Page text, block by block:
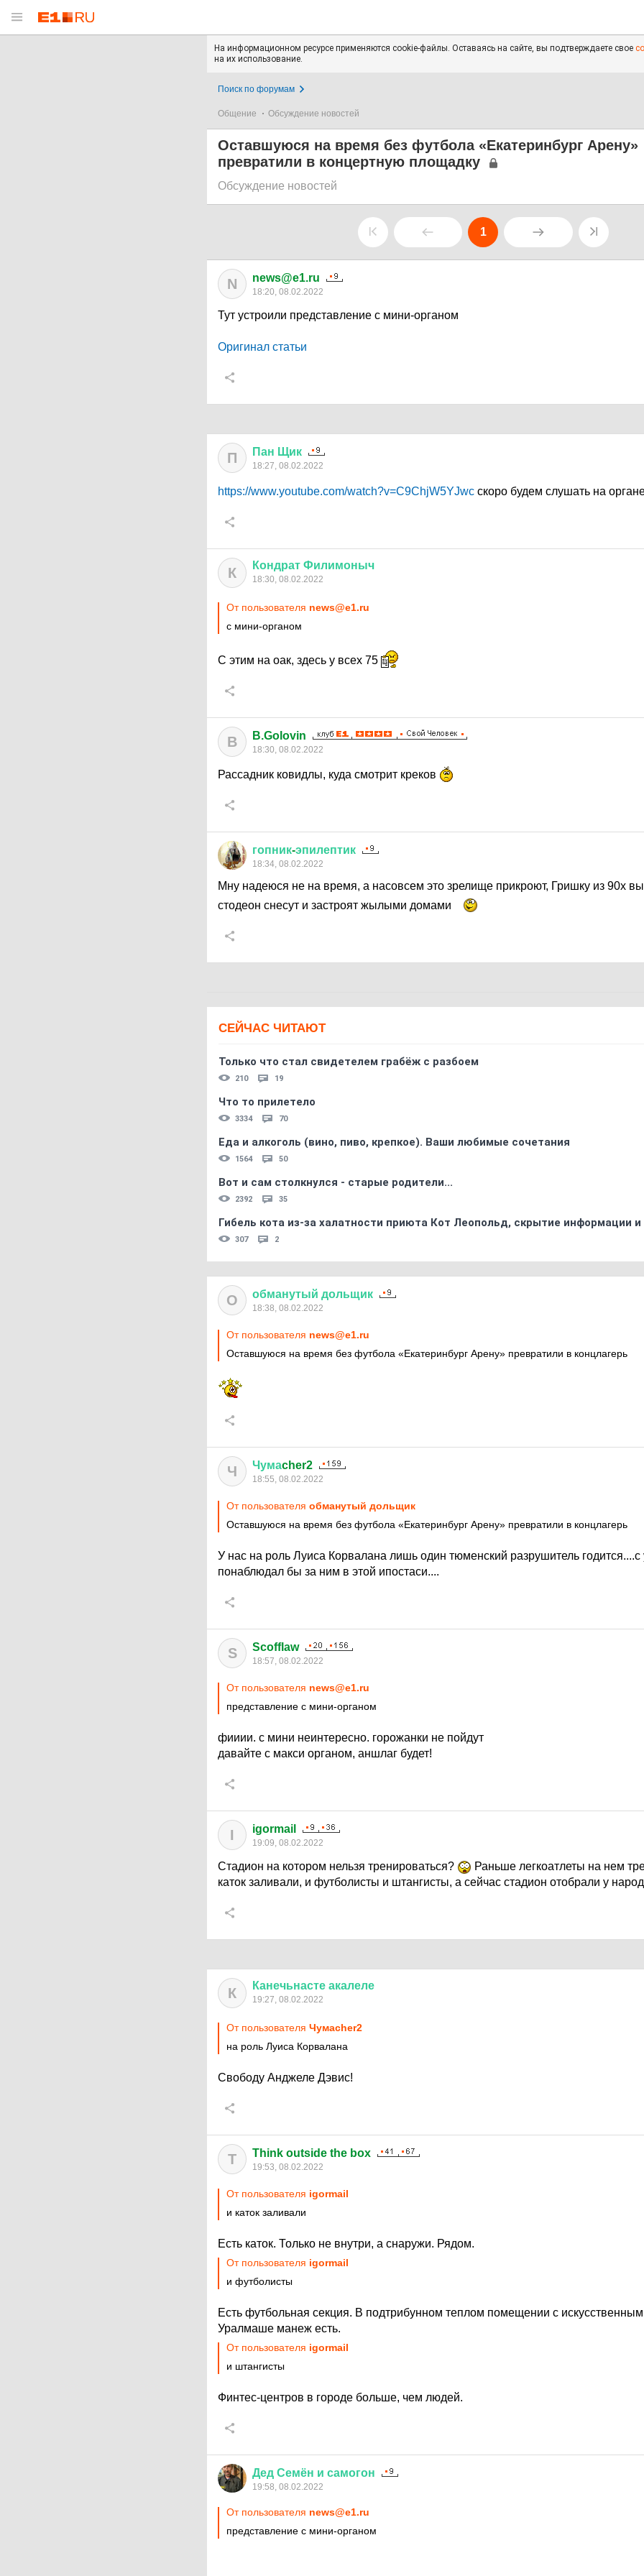
На информационном ресурсе применяются cookie-файлы. Оставаясь на сайте, вы подтверждаете свое
на их использование.
Поиск по форумам
Общение Обсуждение новостей
Оставшуюся на время без футбола «Екатеринбург Арену»
превратили в концертную площадку
Обсуждение новостей
1
N news@e1.ru
18:20, 08.02.2022
Тут устроили представление с мини-органом
Оригинал статьи
П Пан Щик
18:27, 08.02.2022
https://www.youtube.com/watch?v=C9ChjW5YJwc скоро будем слушать на
К Кондрат Филимоныч
18:30, 08.02.2022
От пользователя news@e1.ru
с мини-органом
С этим на оак, здесь у всех 75
B B.Golovin
18:30, 08.02.2022
Рассадник ковидлы, куда смотрит креков
гопник-эпилептик
18:34, 08.02.2022
Мну надеюся не на время, а насовсем это зрелище прикроют, Гришку из 90х
стодеон снесут и застроят жылыми домами
СЕЙЧАС ЧИТАЮТ
Только что стал свидетелем грабёж с разбоем
210 19
Что то прилетело
3334 70
Еда и алкоголь (вино, пиво, крепкое). Ваши любимые сочетания
1564 50
Вот и сам столкнулся - старые родители...
2392 35
Гибель кота из-за халатности приюта Кот Леопольд, скрытиe информации
307 2
О обманутый дольщик
18:38, 08.02.2022
От пользователя news@e1.ru
Оставшуюся на время без футбола «Екатеринбург Арену» превратили в концлагерь
Ч Чумаcher2
18:55, 08.02.2022
От пользователя обманутый дольщик
Оставшуюся на время без футбола «Екатеринбург Арену» превратили в концлагерь
У нас на роль Луиса Корвалана лишь один тюменский разрушитель годится....с
понаблюдал бы за ним в этой ипостаси....
S Scofflaw
18:57, 08.02.2022
От пользователя news@e1.ru
представление с мини-органом
фииии. с мини неинтересно. горожанки не пойдут
давайте с макси органом, аншлаг будет!
I igormail
19:09, 08.02.2022
Стадион на котором нельзя тренироваться?
Раньше легкоатлеты на нем
каток заливали, и футболисты и штангисты, а сейчас стадион отобрали у
К Канечьнасте акалеле
19:27, 08.02.2022
От пользователя Чумаcher2
на роль Луиса Корвалана
Свободу Анджеле Дэвис!
T Think outside the box
19:53, 08.02.2022
От пользователя igormail
и каток заливали
Есть каток. Только не внутри, а снаружи. Рядом.
От пользователя igormail
и футболисты
Есть футбольная секция. В подтрибунном теплом помещении с
Уралмаше манеж есть.
От пользователя igormail
и штангисты
Финтес-центров в городе больше, чем людей.
Дед Семён и самогон
19:58, 08.02.2022
От пользователя news@e1.ru
представление с мини-органом